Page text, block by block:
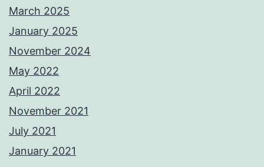
March 2025
January 2025
November 2024
May 2022
April 2022
November 2021
July 2021
January 2021